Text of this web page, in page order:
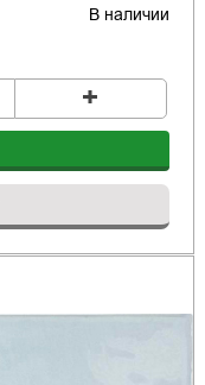
В наличии
+